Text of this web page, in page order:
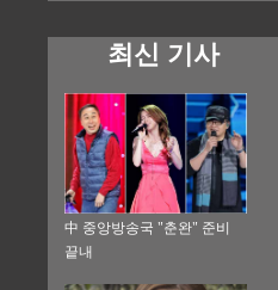
최신 기사
中 중앙방송국 "춘완" 준비
끝내